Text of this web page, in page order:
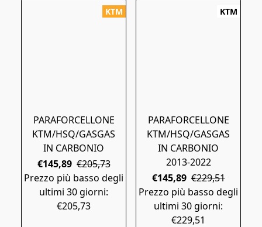
KTM
PARAFORCELLONE
KTM/HSQ/GASGAS
IN CARBONIO
€145,89 €205,73
Prezzo più basso degli
ultimi 30 giorni:
€205,73
KTM
PARAFORCELLONE
KTM/HSQ/GASGAS
IN CARBONIO
2013-2022
€145,89 €229,51
Prezzo più basso degli
ultimi 30 giorni:
€229,51